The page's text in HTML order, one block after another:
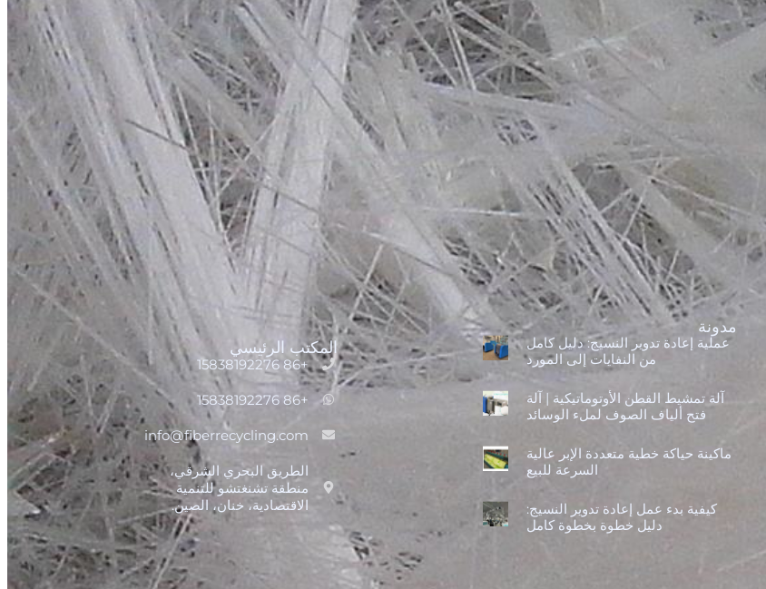
مدونة
عملية إعادة تدوير النسيج: دليل كامل
من النفايات إلى المورد
آلة تمشيط القطن الأوتوماتيكية | آلة
فتح ألياف الصوف لملء الوسائد
ماكينة حياكة خطية متعددة الإبر عالية
السرعة للبيع
كيفية بدء عمل إعادة تدوير النسيج:
دليل خطوة بخطوة كامل
المكتب الرئيسي
+86 15838192276
+86 15838192276
info@fiberrecycling.com
الطريق البحري الشرقي،
منطقة تشنغتشو للتنمية
الاقتصادية، خنان، الصين.